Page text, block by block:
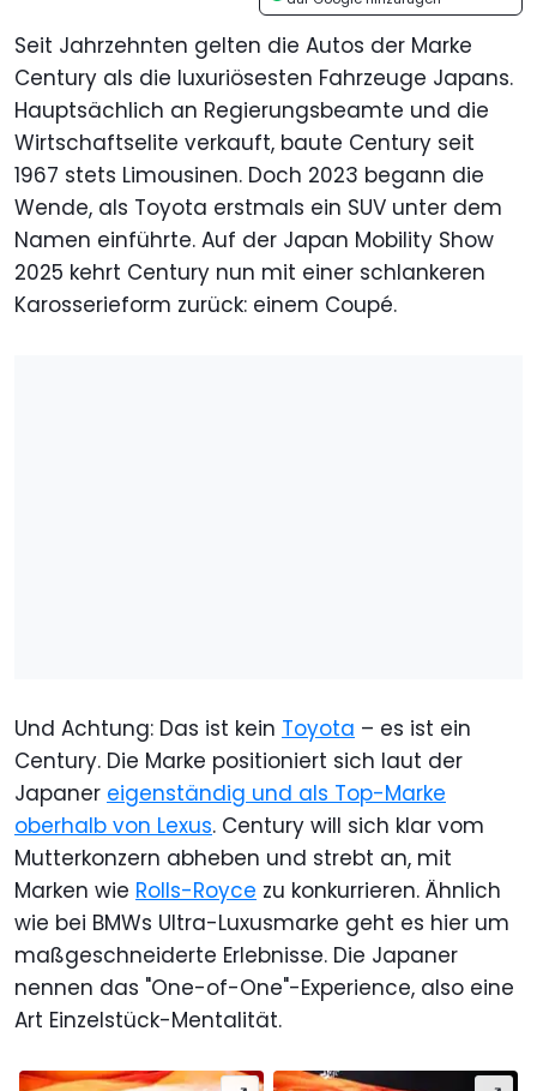
Seit Jahrzehnten gelten die Autos der Marke
Century als die luxuriösesten Fahrzeuge Japans.
Hauptsächlich an Regierungsbeamte und die
Wirtschaftselite verkauft, baute Century seit
1967 stets Limousinen. Doch 2023 begann die
Wende, als Toyota erstmals ein SUV unter dem
Namen einführte. Auf der Japan Mobility Show
2025 kehrt Century nun mit einer schlankeren
Karosserieform zurück: einem Coupé.
Und Achtung: Das ist kein Toyota – es ist ein
Century. Die Marke positioniert sich laut der
Japaner eigenständig und als Top-Marke
oberhalb von Lexus. Century will sich klar vom
Mutterkonzern abheben und strebt an, mit
Marken wie Rolls-Royce zu konkurrieren. Ähnlich
wie bei BMWs Ultra-Luxusmarke geht es hier um
maßgeschneiderte Erlebnisse. Die Japaner
nennen das "One-of-One"-Experience, also eine
Art Einzelstück-Mentalität.